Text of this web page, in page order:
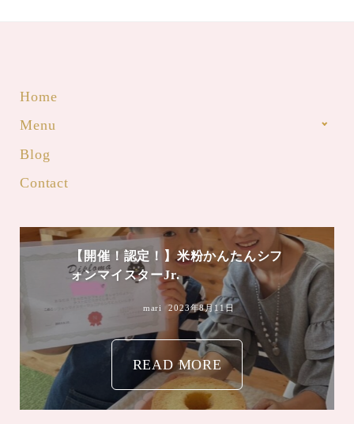
Home
Menu
Blog
Contact
【開催！認定！】米粉かんたんシフ
ォンマイスターJr.
mari 2023年8月11日
READ MORE